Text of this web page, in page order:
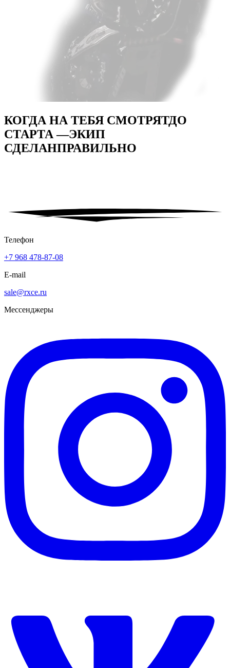
КОГДА НА ТЕБЯ СМОТРЯТДО
СТАРТА —ЭКИП
СДЕЛАНПРАВИЛЬНО
Телефон
+7 968 478-87-08
E-mail
sale@rxce.ru
Мессенджеры